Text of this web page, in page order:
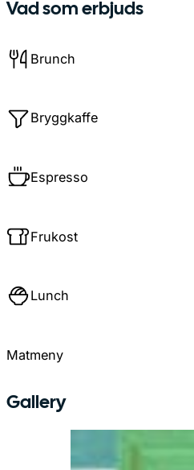
Vad som erbjuds
Brunch
Bryggkaffe
Espresso
Frukost
Lunch
Matmeny
Gallery